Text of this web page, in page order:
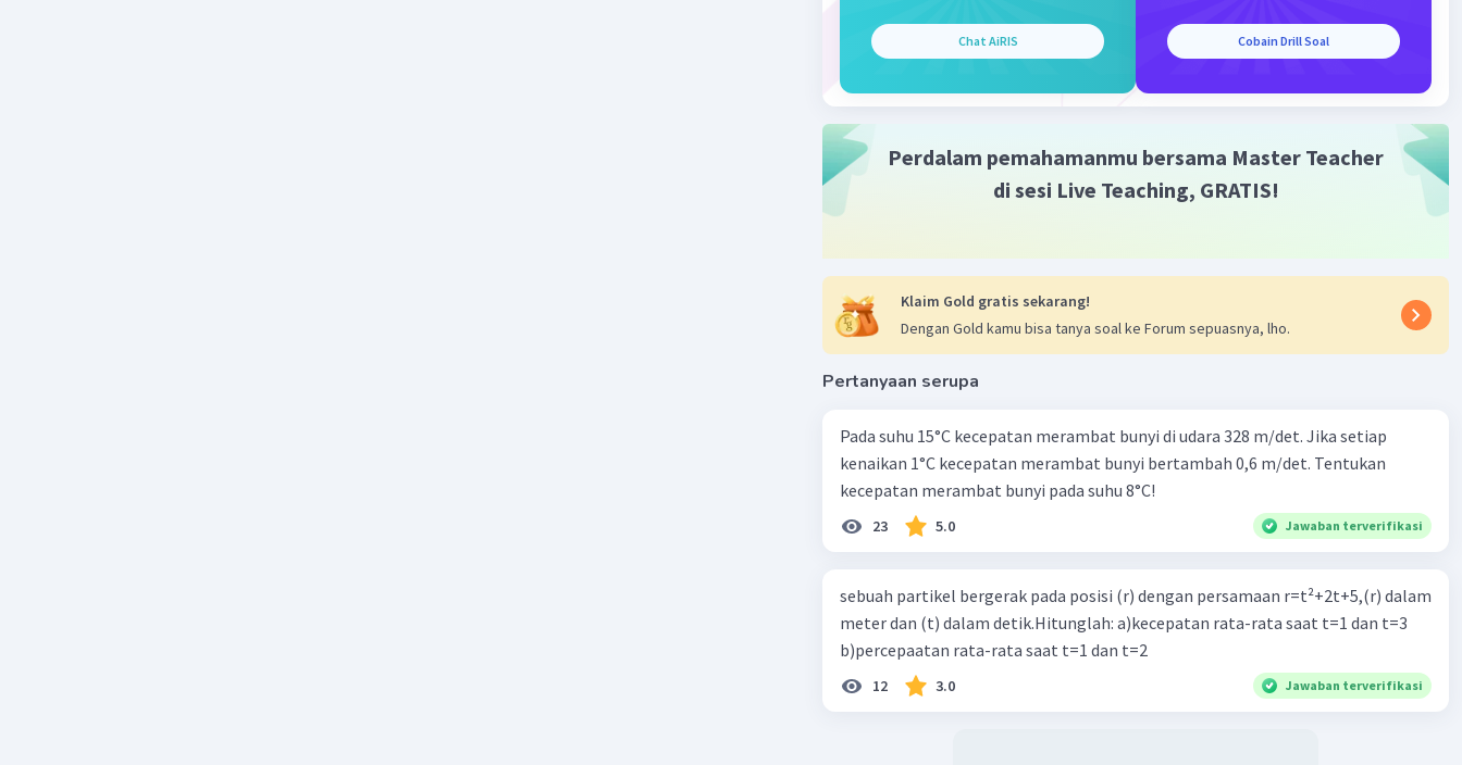
Chat AiRIS Cobain Drill Soal
Perdalam pemahamanmu bersama Master Teacher
di sesi Live Teaching, GRATIS!
Klaim Gold gratis sekarang!
Dengan Gold kamu bisa tanya soal ke Forum sepuasnya, lho.
Pertanyaan serupa
Pada suhu 15°C kecepatan merambat bunyi di udara 328 m/det. Jika setiap
kenaikan 1°C kecepatan merambat bunyi bertambah 0,6 m/det. Tentukan
kecepatan merambat bunyi pada suhu 8°C!
23 5.0 Jawaban terverifikasi
sebuah partikel bergerak pada posisi (r) dengan persamaan r=t²+2t+5,(r) dalam
meter dan (t) dalam detik.Hitunglah: a)kecepatan rata-rata saat t=1 dan t=3
b)percepaatan rata-rata saat t=1 dan t=2
12 3.0 Jawaban terverifikasi